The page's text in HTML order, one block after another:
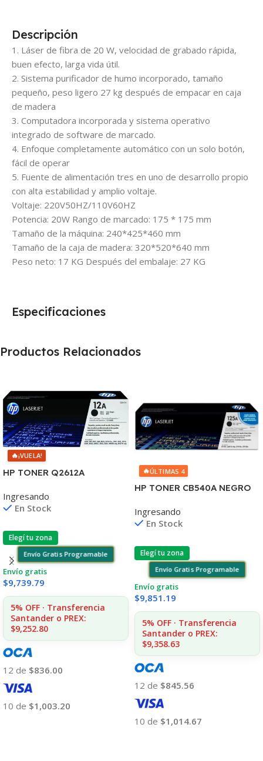
Descripción
1. Láser de fibra de 20 W, velocidad de grabado rápida,
buen efecto, larga vida útil.
2. Sistema purificador de humo incorporado, tamaño
pequeño, peso ligero 27 kg después de empacar en caja
de madera
3. Computadora incorporada y sistema operativo
integrado de software de marcado.
4. Enfoque completamente automático con un solo botón,
fácil de operar
5. Fuente de alimentación tres en uno de desarrollo propio
con alta estabilidad y amplio voltaje.
Voltaje: 220V50HZ/110V60HZ
Potencia: 20W Rango de marcado: 175 * 175 mm
Tamaño de la máquina: 240*425*460 mm
Tamaño de la caja de madera: 320*520*640 mm
Peso neto: 17 KG Después del embalaje: 27 KG
Especificaciones
Productos Relacionados
🔥¡VUELA!
HP TONER Q2612A
3015/30/50 MFC1005/1319
Ingresando
En Stock
Elegí tu zona
Envío Gratis Programable
Envío gratis
$9,739.79
5% OFF · Transferencia
Santander o PREX:
$9,252.80
12 de $836.00
10 de $1,003.20
🔥ÚLTIMAS 4
HP TONER CB540A NEGRO
1215/1515/1510/1312
Ingresando
En Stock
Elegí tu zona
Envío Gratis Programable
Envío gratis
$9,851.19
5% OFF · Transferencia
Santander o PREX:
$9,358.63
12 de $845.56
10 de $1,014.67